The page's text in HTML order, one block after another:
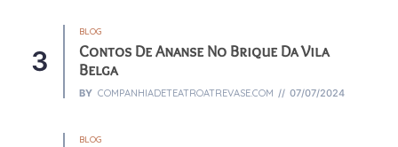
BLOG
Contos De Ananse No Brique Da Vila
Belga
BY COMPANHIADETEATROATREVASE.COM 07/07/2024
BLOG